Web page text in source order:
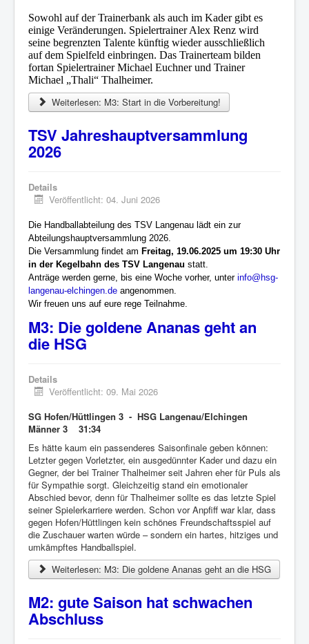
Sowohl auf der Trainerbank als auch im Kader gibt es
einige Veränderungen. Spielertrainer Alex Renz wird
seine begrenzten Talente künftig wieder ausschließlich
auf dem Spielfeld einbringen. Das Trainerteam bilden
fortan Spielertrainer Michael Euchner und Trainer
Michael „Thali“ Thalheimer.
Weiterlesen: M3: Start in die Vorbereitung!
TSV Jahreshauptversammlung
2026
Details
Veröffentlicht: 04. Juni 2026
Die Handballabteilung des TSV Langenau lädt ein zur
Abteilungshauptversammlung 2026.
Die Versammlung findet am Freitag, 19.06.2025 um 19:30 Uhr
in der Kegelbahn des TSV Langenau statt.
Anträge werden gerne, bis eine Woche vorher, unter info@hsg-
langenau-elchingen.de angenommen.
Wir freuen uns auf eure rege Teilnahme.
M3: Die goldene Ananas geht an
die HSG
Details
Veröffentlicht: 09. Mai 2026
SG Hofen/Hüttlingen 3 - HSG Langenau/Elchingen
Männer 3 31:34
Es hätte kaum ein passenderes Saisonfinale geben können:
Letzter gegen Vorletzter, ein ausgedünnter Kader und dazu ein
Gegner, der bei Trainer Thalheimer seit Jahren eher für Puls als
für Sympathie sorgt. Gleichzeitig stand ein emotionaler
Abschied bevor, denn für Thalheimer sollte es das letzte Spiel
seiner Spielerkarriere werden. Schon vor Anpfiff war klar, dass
gegen Hofen/Hüttlingen kein schönes Freundschaftsspiel auf
die Zuschauer warten würde – sondern ein hartes, hitziges und
umkämpftes Handballspiel.
Weiterlesen: M3: Die goldene Ananas geht an die HSG
M2: gute Saison hat schwachen
Abschluss